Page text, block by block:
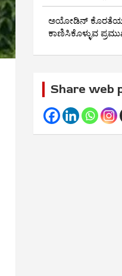
ಅಯೋಡಿನ್
ಕಾಣಿಸಿಕೊಳ್ಳುವ
Share web